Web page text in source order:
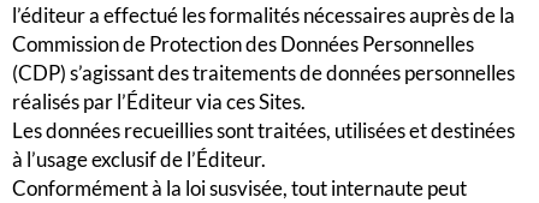
l’éditeur a effectué les formalités nécessaires auprès de la
Commission de Protection des Données Personnelles
(CDP) s’agissant des traitements de données personnelles
réalisés par l’Éditeur via ces Sites.
Les données recueillies sont traitées, utilisées et destinées
à l’usage exclusif de l’Éditeur.
Conformément à la loi susvisée, tout internaute peut